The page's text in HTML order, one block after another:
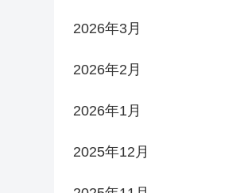
2026年3月
2026年2月
2026年1月
2025年12月